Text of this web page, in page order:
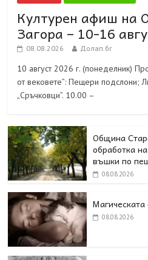
Културен афиш на
Загора – 10-16
08.08.2026 Долап.бг
10 август 2026 г. (понеделник)
от вековете”: Пещери подслони;
„Сръчковци”. 10.00 –
Община
обработка
въшки по
08.08.2026
Магическата
08.08.2026